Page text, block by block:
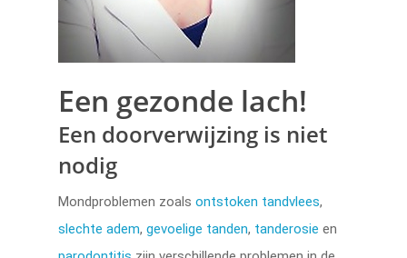
Een gezonde lach!
Een doorverwijzing is niet
nodig
Mondproblemen zoalsontstoken tandvlees,
slechte adem,gevoelige tanden, tanderosie en